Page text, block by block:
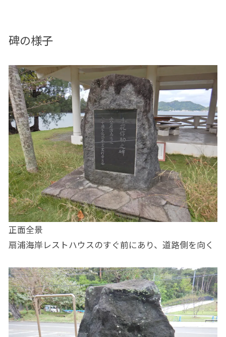
碑の様子
正面全景
扇浦海岸レストハウスのすぐ前にあり、道路側を向く